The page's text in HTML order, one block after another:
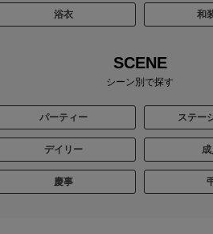
浴衣 和
SCENE
シーン別で探す
パーティー ステー
デイリー
慶事